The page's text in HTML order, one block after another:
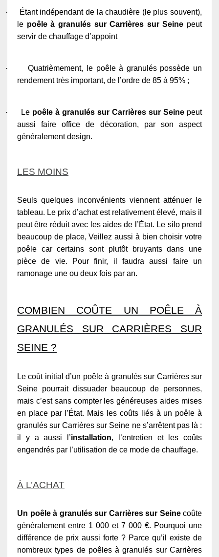
·
Étant indépendant de la chaudière (le plus souvent),
le poêle à granulés sur Carrières sur Seine peut
servir de chauffage d’appoint
·
Quatrièmement, le poêle à granulés possède un
rendement très important, de l’ordre de 85 à 95% ;
· Le poêle à granulés sur Carrières sur Seine peut
aussi faire office de décoration, par son aspect
généralement design.
LES MOINS
Seuls quelques inconvénients viennent atténuer le
tableau. Le prix d’achat est relativement élevé, mais il
peut être réduit avec les aides de l’État. Le silo prend
beaucoup de place, Veillez aussi à bien choisir votre
poêle car certains sont plutôt bruyants dans une
pièce de vie. Pour finir, il faudra aussi faire un
ramonage une ou deux fois par an.
COMBIEN COÛTE UN POÊLE À
GRANULÉS SUR CARRIÈRES SUR
SEINE ?
Le coût initial d’un poêle à granulés sur Carrières sur
Seine pourrait dissuader beaucoup de personnes,
mais c’est sans compter les généreuses aides mises
en place par l’État. Mais les coûts liés à un poêle à
granulés sur Carrières sur Seine ne s’arrêtent pas là :
il y a aussi l’installation, l’entretien et les coûts
engendrés par l’utilisation de ce mode de chauffage.
À L’ACHAT
Un poêle à granulés sur Carrières sur Seinecoûte
généralement entre 1 000 et 7 000 €. Pourquoi une
différence de prix aussi forte ? Parce qu’il existe de
nombreux types de poêles à granulés sur Carrières